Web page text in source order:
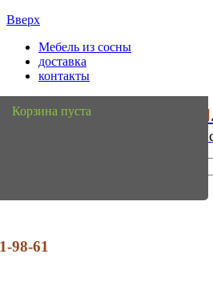
Вверх
Мебель из сосны
доставка
контакты
Мебель Сосны
Интернет магазин мебели из
98-61
Корзина пуста